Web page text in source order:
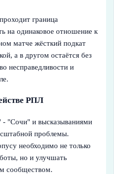
граница
на одинаковое отношение к
матче жёсткий подкат
а в другом остаётся без
несправедливости и
РПЛ
- "Сочи" и высказываниями
проблемы.
необходимо не только
но и улучшать
сообществом.